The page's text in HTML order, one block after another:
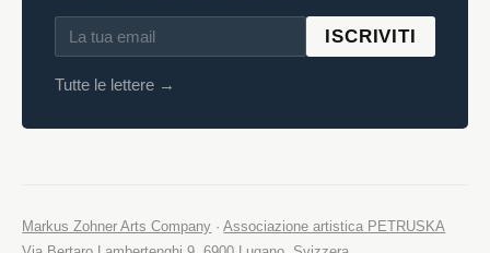
ISCRIVITI
Tutte le lettere →
Markus Zohner Arts Company ·Associazione artistica PETRUSKA